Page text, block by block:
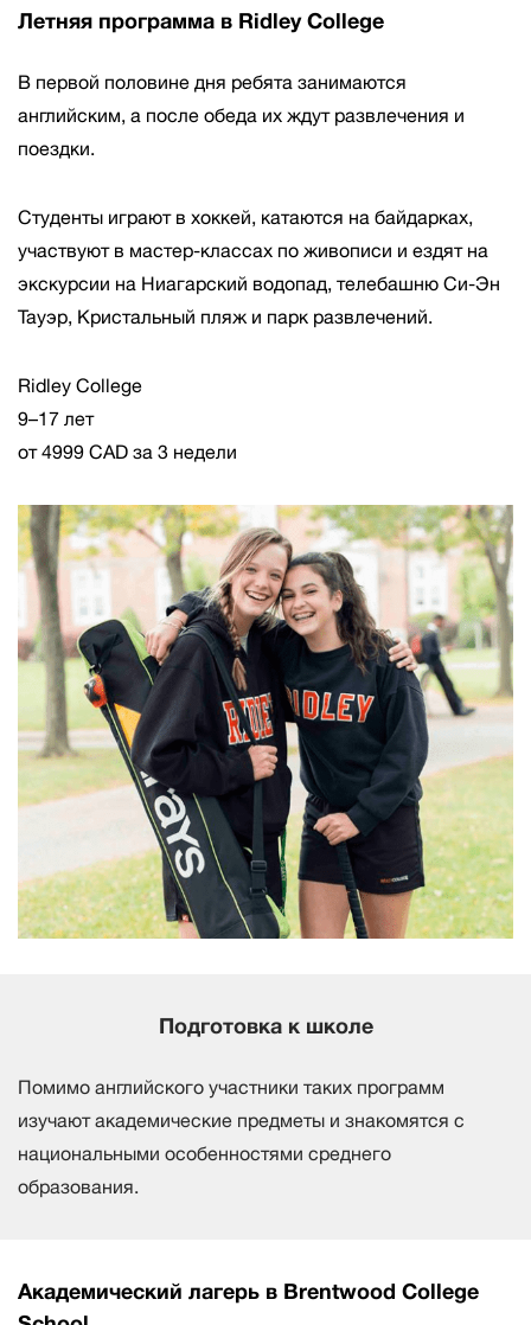
Летняя программа в Ridley College
В первой половине дня ребята занимаются
английским, а после обеда их ждут развлечения и
поездки.
Студенты играют в хоккей, катаются на байдарках,
участвуют в мастер-классах по живописи и ездят на
экскурсии на Ниагарский водопад, телебашню Си-Эн
Тауэр, Кристальный пляж и парк развлечений.
Ridley College
9–17 лет
от 4999 CAD за 3 недели
Подготовка к школе
Помимо английского участники таких программ
изучают академические предметы и знакомятся с
национальными особенностями среднего
образования.
Академический лагерь в Brentwood College